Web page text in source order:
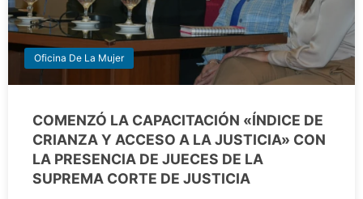
Oficina De La Mujer
COMENZÓ LA CAPACITACIÓN «ÍNDICE DE
CRIANZA Y ACCESO A LA JUSTICIA» CON
LA PRESENCIA DE JUECES DE LA
SUPREMA CORTE DE JUSTICIA